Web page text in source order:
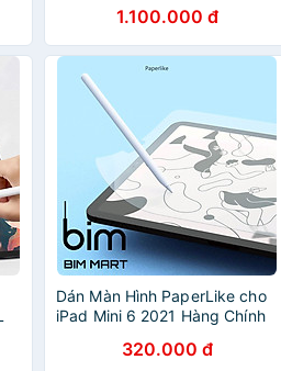
Hàng Chính Hãng
1.100.000 đ
Dán Màn Hình PaperLike cho
iPad Mini 6 2021 Hàng Chính
320.000 đ